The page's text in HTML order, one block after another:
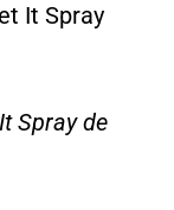
Spray de